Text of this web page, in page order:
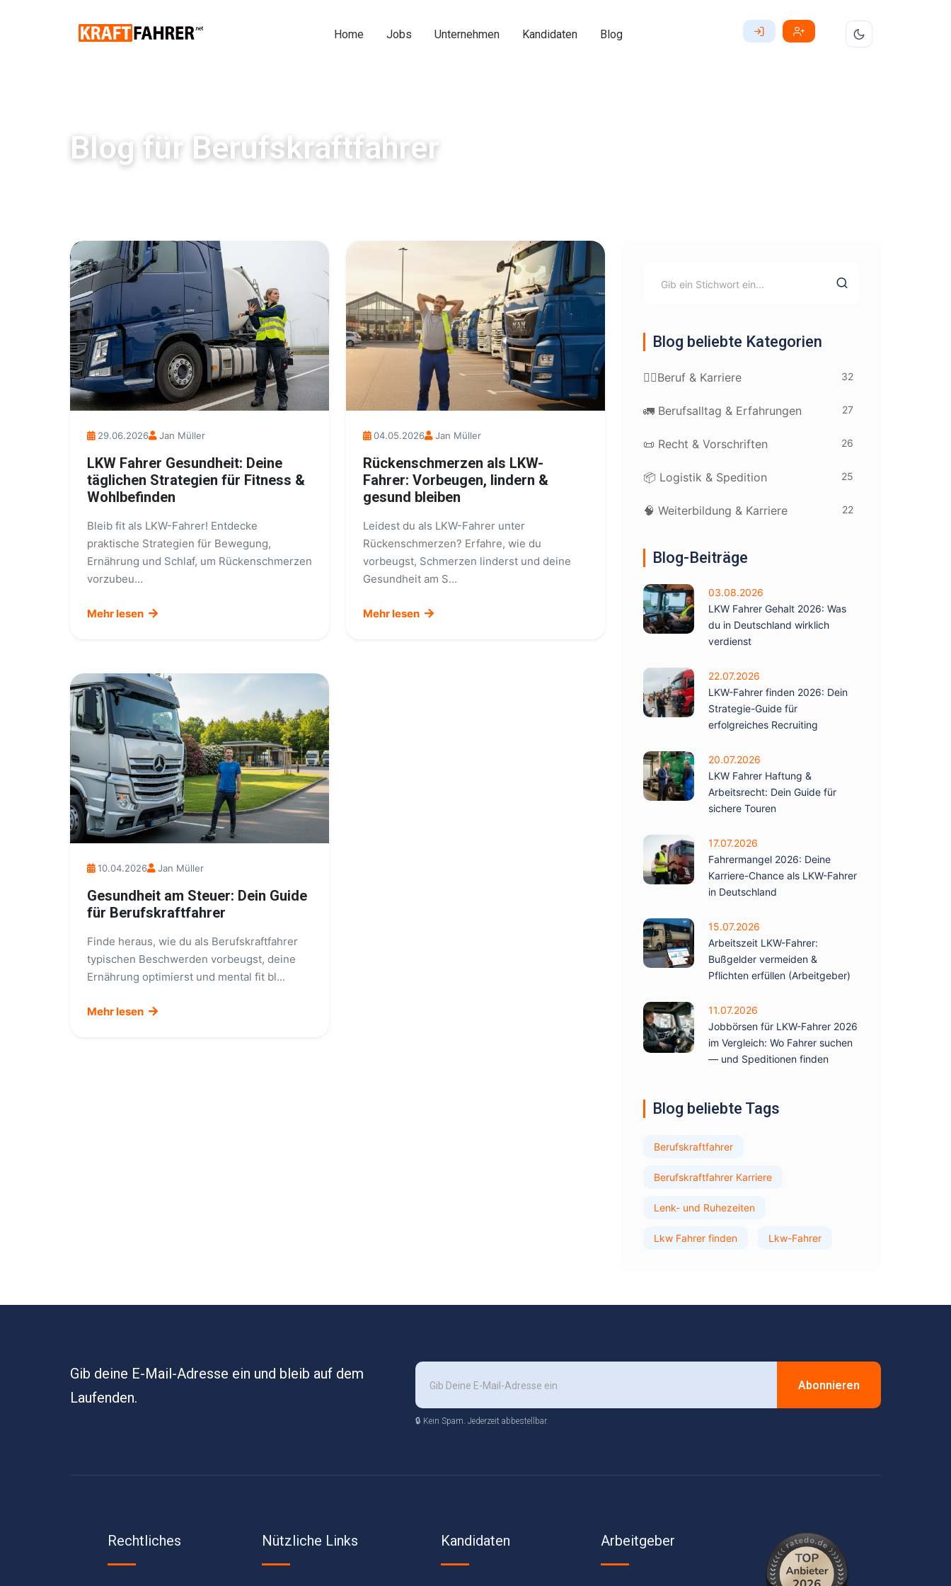
Home Jobs Unternehmen Kandidaten Blog
Blog für Berufskraftfahrer
29.06.2026 Jan Müller
LKW Fahrer Gesundheit: Deine
täglichen Strategien für Fitness &
Wohlbefinden
Bleib fit als LKW-Fahrer! Entdecke
praktische Strategien für Bewegung,
Ernährung und Schlaf, um Rückenschmerzen
vorzubeu...
Mehr lesen
04.05.2026 Jan Müller
Rückenschmerzen als LKW-
Fahrer: Vorbeugen, lindern &
gesund bleiben
Leidest du als LKW-Fahrer unter
Rückenschmerzen? Erfahre, wie du
vorbeugst, Schmerzen linderst und deine
Gesundheit am S...
Mehr lesen
10.04.2026 Jan Müller
Gesundheit am Steuer: Dein Guide
für Berufskraftfahrer
Finde heraus, wie du als Berufskraftfahrer
typischen Beschwerden vorbeugst, deine
Ernährung optimierst und mental fit bl...
Mehr lesen
Blog beliebte Kategorien
👷‍♂️Beruf & Karriere 32
🚛 Berufsalltag & Erfahrungen 27
📜 Recht & Vorschriften 26
📦 Logistik & Spedition 25
🧠 Weiterbildung & Karriere 22
Blog-Beiträge
03.08.2026
LKW Fahrer Gehalt 2026: Was
du in Deutschland wirklich
verdienst
22.07.2026
LKW-Fahrer finden 2026: Dein
Strategie-Guide für
erfolgreiches Recruiting
20.07.2026
LKW Fahrer Haftung &
Arbeitsrecht: Dein Guide für
sichere Touren
17.07.2026
Fahrermangel 2026: Deine
Karriere-Chance als LKW-Fahrer
in Deutschland
15.07.2026
Arbeitszeit LKW-Fahrer:
Bußgelder vermeiden &
Pflichten erfüllen (Arbeitgeber)
11.07.2026
Jobbörsen für LKW-Fahrer 2026
im Vergleich: Wo Fahrer suchen
— und Speditionen finden
Blog beliebte Tags
Berufskraftfahrer
Berufskraftfahrer Karriere
Lenk- und Ruhezeiten
Lkw Fahrer finden Lkw-Fahrer
Gib deine E-Mail-Adresse ein und bleib auf dem
Laufenden.
Abonnieren
🔒 Kein Spam. Jederzeit abbestellbar.
Rechtliches Nützliche Links Kandidaten Arbeitgeber